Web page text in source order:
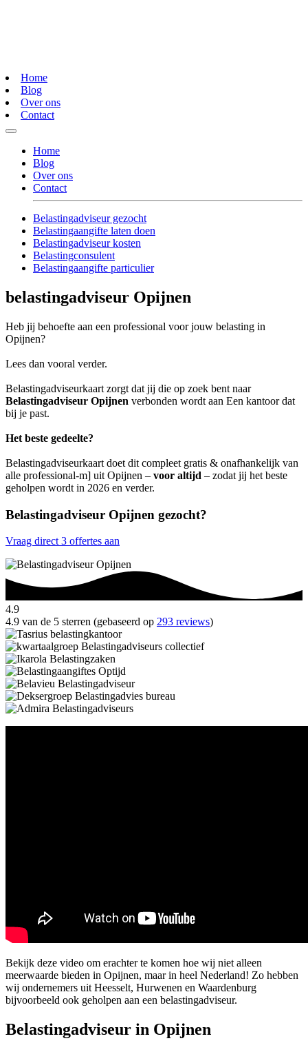
Home
Blog
Over ons
Contact
Home
Blog
Over ons
Contact
Belastingadviseur gezocht
Belastingaangifte laten doen
Belastingadviseur kosten
Belastingconsulent
Belastingaangifte particulier
belastingadviseur Opijnen
Heb jij behoefte aan een professional voor jouw belasting in
Opijnen?
Lees dan vooral verder.
Belastingadviseurkaart zorgt dat jij die op zoek bent naar
Belastingadviseur Opijnen verbonden wordt aan Een kantoor dat
bij je past.
Het beste gedeelte?
Belastingadviseurkaart doet dit compleet gratis & onafhankelijk van
alle professional-m] uit Opijnen – voor altijd – zodat jij het beste
geholpen wordt in 2026 en verder.
Belastingadviseur Opijnen gezocht?
Vraag direct 3 offertes aan
4.9
4.9 van de 5 sterren (gebaseerd op 293 reviews)
Bekijk deze video om erachter te komen hoe wij niet alleen
meerwaarde bieden in Opijnen, maar in heel Nederland! Zo hebben
wij ondernemers uit Heesselt, Hurwenen en Waardenburg
bijvoorbeeld ook geholpen aan een belastingadviseur.
Belastingadviseur in Opijnen